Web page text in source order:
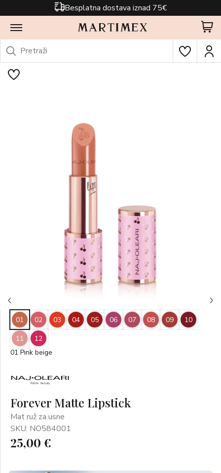
Besplatna dostava iznad 75€
Forever Matte Lipstick
Mat ruž za usne
SKU: NO584001
25,00 €
01 02 03 04 05 06 07 08 09
10
11
12
01 Pink beige